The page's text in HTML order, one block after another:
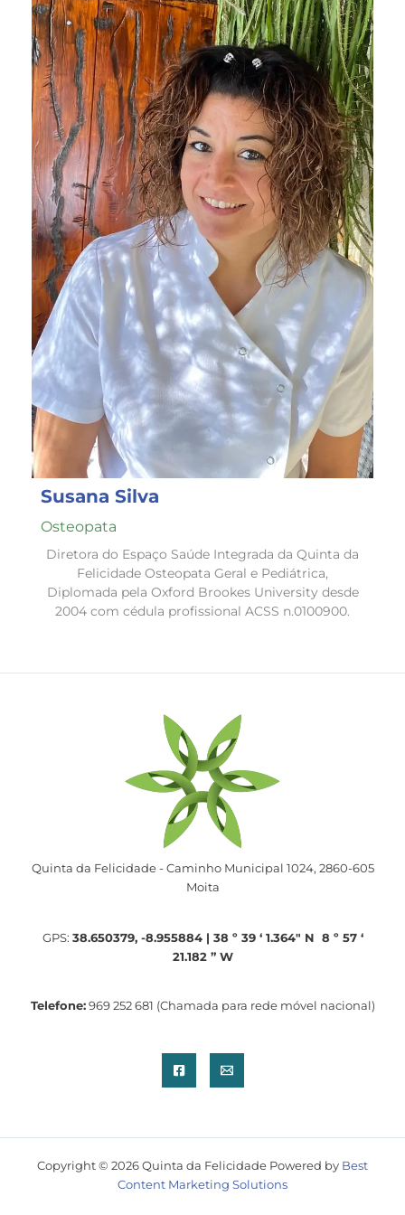
Susana Silva
Osteopata
Diretora do Espaço Saúde Integrada da Quinta da
Felicidade Osteopata Geral e Pediátrica,
Diplomada pela Oxford Brookes University desde
2004 com cédula profissional ACSS n.0100900.
Quinta da Felicidade - Caminho Municipal 1024, 2860-605
Moita
GPS: 38.650379, -8.955884 | 38 º 39 ‘ 1.364″ N 8 º 57 ‘
21.182 ” W
Telefone:969 252 681 (Chamada para rede móvel nacional)
Copyright © 2026 Quinta da Felicidade Powered by Best
Content Marketing Solutions